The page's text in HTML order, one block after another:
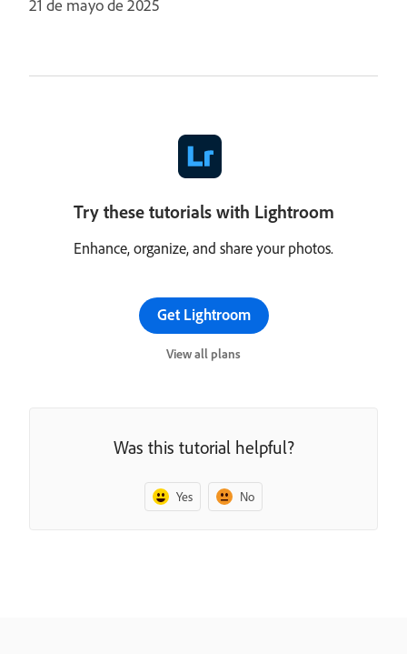
21 de mayo de 2025
Try these tutorials with Lightroom
Enhance, organize, and share your photos.
Get Lightroom
View all plans
Was this tutorial helpful?
Yes No